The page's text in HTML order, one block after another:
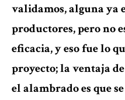
validamos, alguna ya
productores, pero no
eficacia, y eso fue lo
proyecto; la ventaja
el alambrado es que